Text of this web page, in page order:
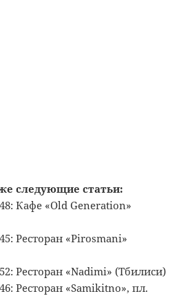
следующие статьи:
Кафе «Old Generation»
Ресторан «Pirosmani»
Ресторан «Nadimi» (Тбилиси)
Ресторан «Samikitno», пл.